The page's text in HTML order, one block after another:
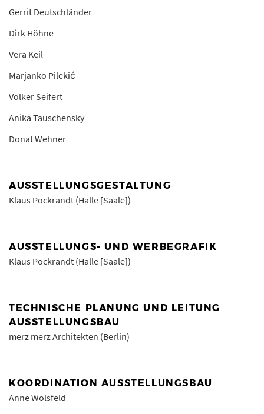
Gerrit Deutschländer
Dirk Höhne
Vera Keil
Marjanko Pilekić
Volker Seifert
Anika Tauschensky
Donat Wehner
AUSSTELLUNGSGESTALTUNG
Klaus Pockrandt (Halle [Saale])
AUSSTELLUNGS- UND WERBEGRAFIK
Klaus Pockrandt (Halle [Saale])
TECHNISCHE PLANUNG UND LEITUNG
AUSSTELLUNGSBAU
merz merz Architekten (Berlin)
KOORDINATION AUSSTELLUNGSBAU
Anne Wolsfeld